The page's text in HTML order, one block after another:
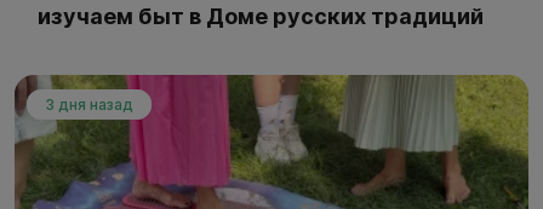
изучаем быт в Доме русских традиций
3 дня назад